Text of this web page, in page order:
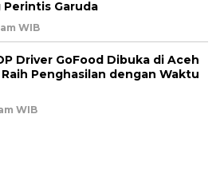
Garuda
WIB
Driver GoFood Dibuka di Aceh
Penghasilan dengan Waktu
WIB